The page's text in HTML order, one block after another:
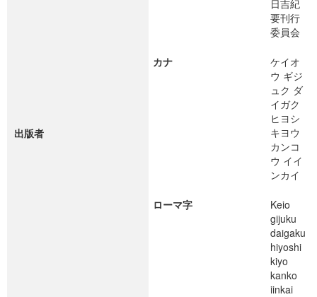
出版者
日吉紀
要刊行
委員会
カナ
ケイオ
ウ ギジ
ュク ダ
イガク
ヒヨシ
キヨウ
カンコ
ウ イイ
ンカイ
ローマ字
Keio
gijuku
daigaku
hiyoshi
kiyo
kanko
iinkai